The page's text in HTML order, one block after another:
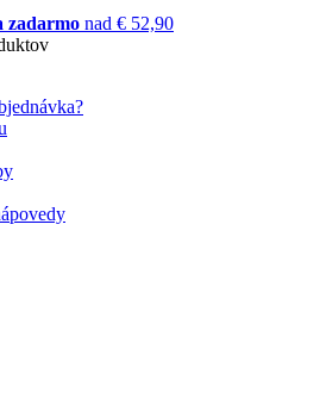
zadarmo nad € 52,90